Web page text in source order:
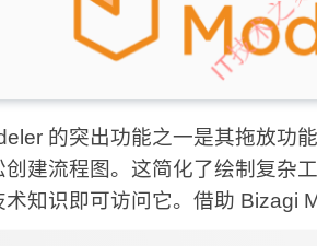
的突出功能之一是其拖放功
创建流程图。这简化了绘制复杂
术知识即可访问它。借助 Bizagi